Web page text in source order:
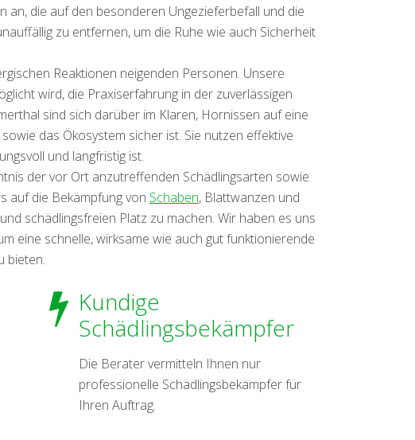
an, die auf den besonderen Ungezieferbefall und die
zu entfernen, um die Ruhe wie auch Sicherheit
Reaktionen neigenden Personen. Unsere
wird, die Praxiserfahrung in der zuverlässigen
sind sich darüber im Klaren, Hornissen auf eine
das Ökosystem sicher ist. Sie nutzen effektive
und langfristig ist.
der vor Ort anzutreffenden Schädlingsarten sowie
auf die Bekämpfung von Schaben, Blattwanzen und
schädlingsfreien Platz zu machen. Wir haben es uns
eine schnelle, wirksame wie auch gut funktionierende
bieten.
Kundige
Schädlingsbekämpfer
Die Berater vermitteln Ihnen nur
professionelle Schädlingsbekämpfer für
Ihren Auftrag.